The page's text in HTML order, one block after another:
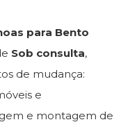
para Bento
Sob consulta,
de mudança:
e
e montagem de